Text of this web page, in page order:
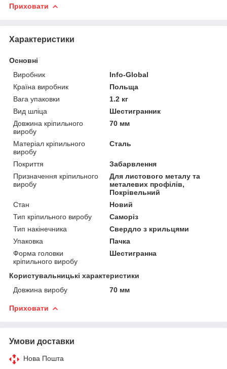
Приховати
Характеристики
Основні
Виробник
Info-Global
Країна виробник
Польща
Вага упаковки
1.2 кг
Вид шліца
Шестигранник
Довжина кріпильного
виробу
70 мм
Матеріал кріпильного
виробу
Сталь
Покриття
Забарвлення
Призначення кріпильного
виробу
Для листового металу та
металевих профілів,
Покрівельний
Стан
Новий
Тип кріпильного виробу
Саморіз
Тип накінечника
Свердло з крильцями
Упаковка
Пачка
Форма головки
кріпильного виробу
Шестигранна
Користувальницькі характеристики
Довжина виробу
70 мм
Приховати
Умови доставки
Нова Пошта